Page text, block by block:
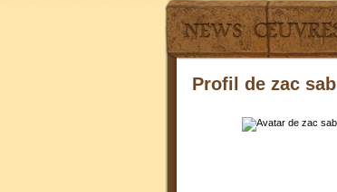
Profil de zac sab